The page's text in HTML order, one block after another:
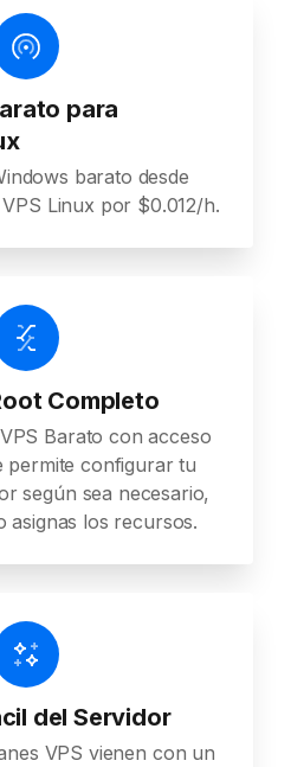
para
barato desde
Linux por $0.012/h.
Completo
Barato con acceso
permite configurar tu
según sea necesario,
asignas los recursos.
del Servidor
VPS vienen con un